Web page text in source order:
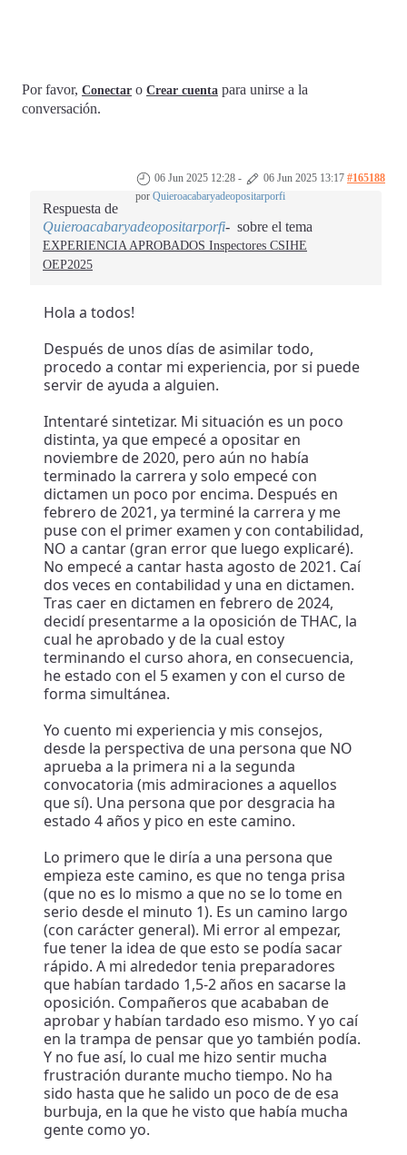
Por favor, Conectar o Crear cuenta para unirse a la
conversación.
06 Jun 2025 12:28 - 06 Jun 2025 13:17 #165188
por Quieroacabaryadeopositarporfi
Respuesta de
Quieroacabaryadeopositarporfi
sobre el tema
EXPERIENCIA APROBADOS Inspectores CSIHE
OEP2025
Hola a todos!
Después de unos días de asimilar todo,
procedo a contar mi experiencia, por si puede
servir de ayuda a alguien.
Intentaré sintetizar. Mi situación es un poco
distinta, ya que empecé a opositar en
noviembre de 2020, pero aún no había
terminado la carrera y solo empecé con
dictamen un poco por encima. Después en
febrero de 2021, ya terminé la carrera y me
puse con el primer examen y con contabilidad,
NO a cantar (gran error que luego explicaré).
No empecé a cantar hasta agosto de 2021. Caí
dos veces en contabilidad y una en dictamen.
Tras caer en dictamen en febrero de 2024,
decidí presentarme a la oposición de THAC, la
cual he aprobado y de la cual estoy
terminando el curso ahora, en consecuencia,
he estado con el 5 examen y con el curso de
forma simultánea.
Yo cuento mi experiencia y mis consejos,
desde la perspectiva de una persona que NO
aprueba a la primera ni a la segunda
convocatoria (mis admiraciones a aquellos
que sí). Una persona que por desgracia ha
estado 4 años y pico en este camino.
Lo primero que le diría a una persona que
empieza este camino, es que no tenga prisa
(que no es lo mismo a que no se lo tome en
serio desde el minuto 1). Es un camino largo
(con carácter general). Mi error al empezar,
fue tener la idea de que esto se podía sacar
rápido. A mi alrededor tenia preparadores
que habían tardado 1,5-2 años en sacarse la
oposición. Compañeros que acababan de
aprobar y habían tardado eso mismo. Y yo caí
en la trampa de pensar que yo también podía.
Y no fue así, lo cual me hizo sentir mucha
frustración durante mucho tiempo. No ha
sido hasta que he salido un poco de de esa
burbuja, en la que he visto que había mucha
gente como yo.